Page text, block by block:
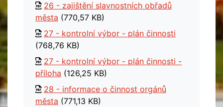
26 - zajištění slavnostních obřadů
města (770,57 KB)
27 - kontrolní výbor - plán činnosti
(768,76 KB)
27 - kontrolní výbor - plán činnosti -
příloha (126,25 KB)
28 - informace o činnost orgánů
města (771,13 KB)